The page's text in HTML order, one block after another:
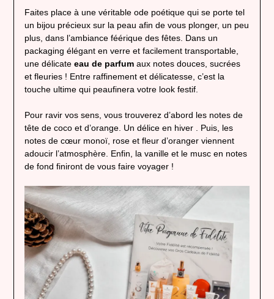
Faites place à une véritable ode poétique qui se porte tel
un bijou précieux sur la peau afin de vous plonger, un peu
plus, dans l’ambiance féérique des fêtes. Dans un
packaging élégant en verre et facilement transportable,
une délicate eau de parfumaux notes douces, sucrées
et fleuries ! Entre raffinement et délicatesse, c’est la
touche ultime qui peaufinera votre look festif.
Pour ravir vos sens, vous trouverez d’abord les notes de
tête de coco et d’orange. Un délice en hiver . Puis, les
notes de cœur monoï, rose et fleur d’oranger viennent
adoucir l’atmosphère. Enfin, la vanille et le musc en notes
de fond finiront de vous faire voyager !